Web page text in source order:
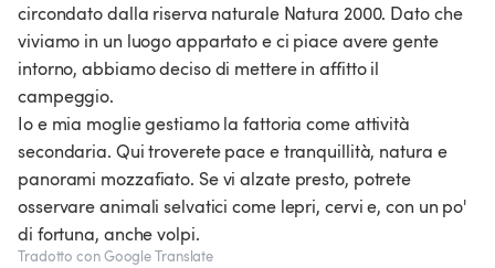
circondato dalla riserva naturale Natura 2000. Dato che
viviamo in un luogo appartato e ci piace avere gente
intorno, abbiamo deciso di mettere in affitto il
campeggio.
Io e mia moglie gestiamo la fattoria come attività
secondaria. Qui troverete pace e tranquillità, natura e
panorami mozzafiato. Se vi alzate presto, potrete
osservare animali selvatici come lepri, cervi e, con un po'
di fortuna, anche volpi.
Tradotto con Google Translate